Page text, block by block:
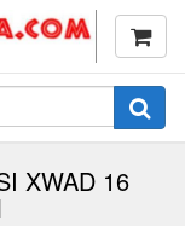
XWAD 16